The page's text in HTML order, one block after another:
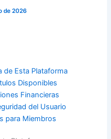
de 2026
de Esta Plataforma
Disponibles
Financieras
del Usuario
para Miembros